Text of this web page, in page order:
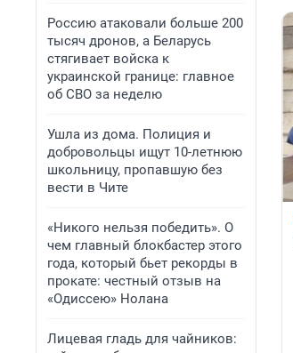
Россию атаковали больше 200
тысяч дронов, а Беларусь
стягивает войска к
украинской границе: главное
об СВО за неделю
Ушла из дома. Полиция и
добровольцы ищут 10-летнюю
школьницу, пропавшую без
вести в Чите
«Никого нельзя победить». О
чем главный блокбастер этого
года, который бьет рекорды в
прокате: честный отзыв на
«Одиссею» Нолана
Лицевая гладь для чайников: